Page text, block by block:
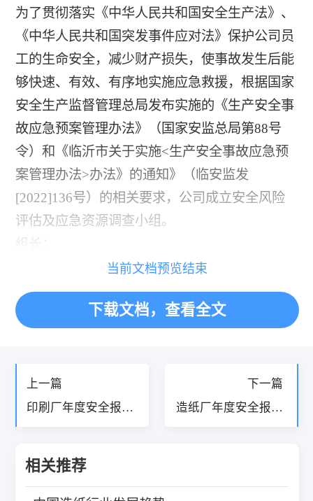
为了贯彻落实《中华人民共和国安全生产法》、
《中华人民共和国突发事件应对法》保护公司员
工的生命安全，减少财产损失，使事故发生后能
够快速、有效、有序地实施应急救援，根据国家
安全生产监督管理总局发布实施的《生产安全事
故应急预案管理办法》（国家安监总局第88号
令）和《临沂市关于实施<生产安全事故应急预
案管理办法>办法》的通知》（临安监发
[2022]136号）的相关要求，公司成立安全风险
评估及应急资源调查小组。
组长：
«
当前文档预览结束
下载文档，查看全文
上一篇
印刷厂年度安全报告
下一篇
造纸厂年度安全报告
相关推荐